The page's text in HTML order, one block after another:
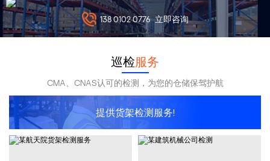
138 0102 0776 立即咨询
巡检服务
CMA、CNAS认可的检测，为您的仓储保驾护航
提供货架检测服务!